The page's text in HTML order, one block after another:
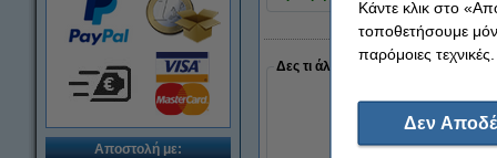
Αποστολή με:
Δες τι άλλο επέλεξαν όσοι έκαναν
Κάντε κλικ στο
τοποθετήσουμε
παρόμοιες τεχνικές.
Δεν